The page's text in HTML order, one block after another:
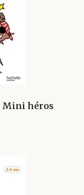
Mini héros